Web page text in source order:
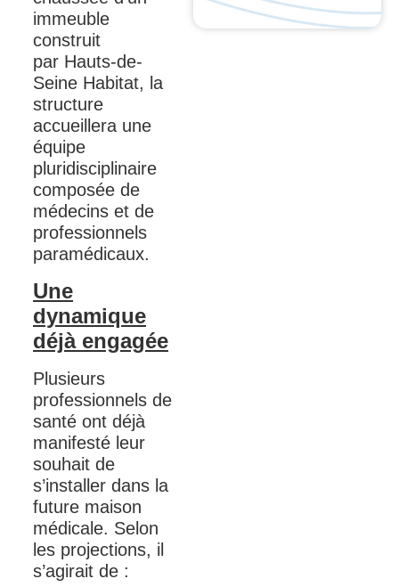
immeuble
construit
par Hauts-de-
Seine Habitat, la
structure
accueillera une
équipe
pluridisciplinaire
composée de
médecins et de
professionnels
paramédicaux.
Une
dynamique
déjà engagée
Plusieurs
professionnels de
santé ont déjà
manifesté leur
souhait de
s’installer dans la
future maison
médicale. Selon
les projections, il
s’agirait de :